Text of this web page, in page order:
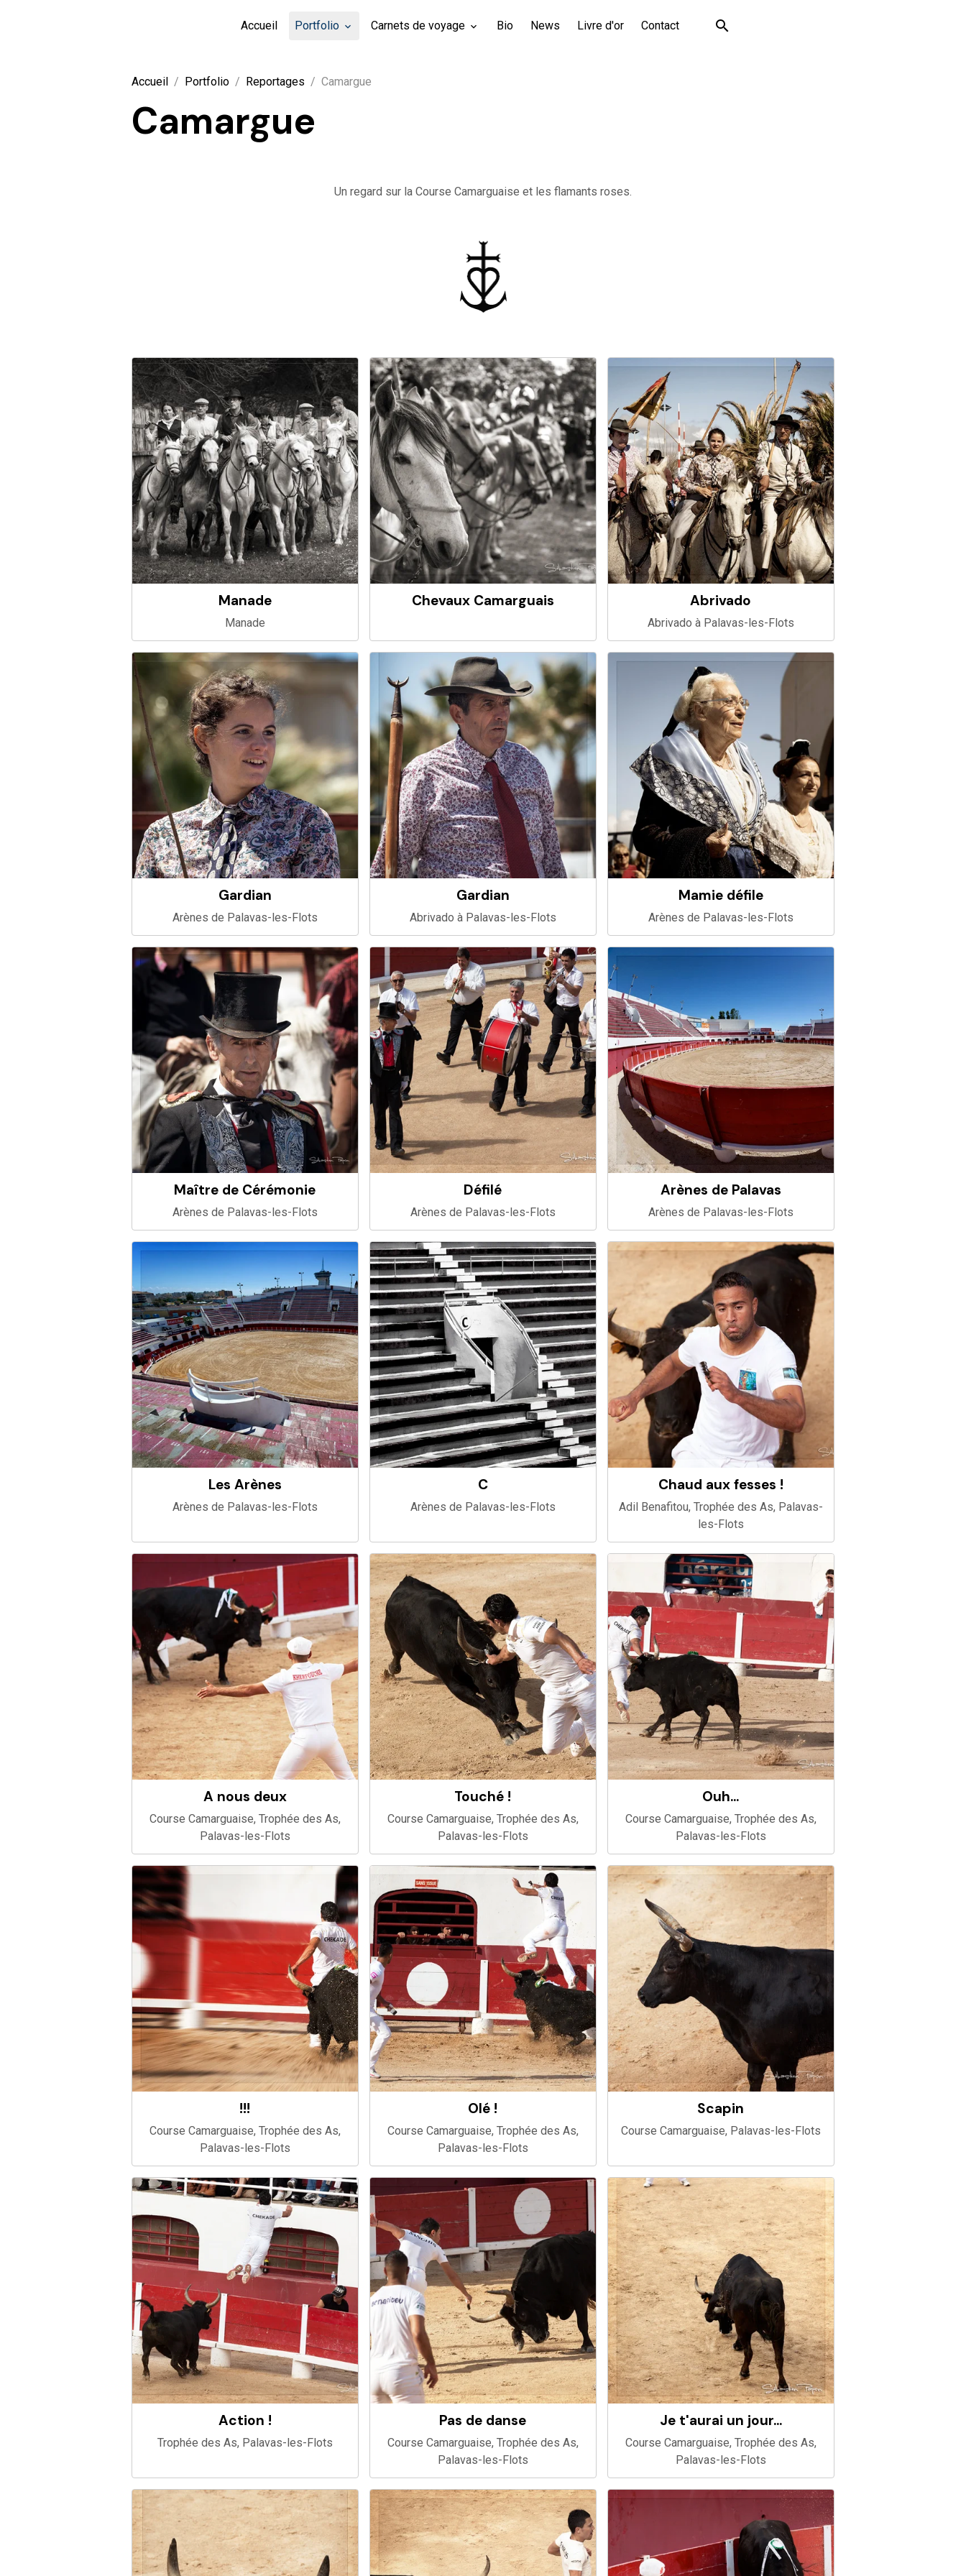
Accueil Portfolio Carnets de voyage Bio News Livre d'or Contact
Accueil Portfolio Reportages Camargue
Camargue
Un regard sur la Course Camarguaise et les flamants roses.
Manade
Manade
Chevaux Camarguais Abrivado
Abrivado à Palavas-les-Flots
Gardian
Arènes de Palavas-les-Flots
Gardian
Abrivado à Palavas-les-Flots
Mamie défile
Arènes de Palavas-les-Flots
Maître de Cérémonie
Arènes de Palavas-les-Flots
Défilé
Arènes de Palavas-les-Flots
Arènes de Palavas
Arènes de Palavas-les-Flots
Les Arènes
Arènes de Palavas-les-Flots
C
Arènes de Palavas-les-Flots
Chaud aux fesses !
Adil Benafitou, Trophée des As, Palavas-
les-Flots
A nous deux
Course Camarguaise, Trophée des As,
Palavas-les-Flots
Touché !
Course Camarguaise, Trophée des As,
Palavas-les-Flots
Ouh...
Course Camarguaise, Trophée des As,
Palavas-les-Flots
!!!
Course Camarguaise, Trophée des As,
Palavas-les-Flots
OIé !
Course Camarguaise, Trophée des As,
Palavas-les-Flots
Scapin
Course Camarguaise, Palavas-les-Flots
Action !
Trophée des As, Palavas-les-Flots
Pas de danse
Course Camarguaise, Trophée des As,
Palavas-les-Flots
Je t'aurai un jour...
Course Camarguaise, Trophée des As,
Palavas-les-Flots